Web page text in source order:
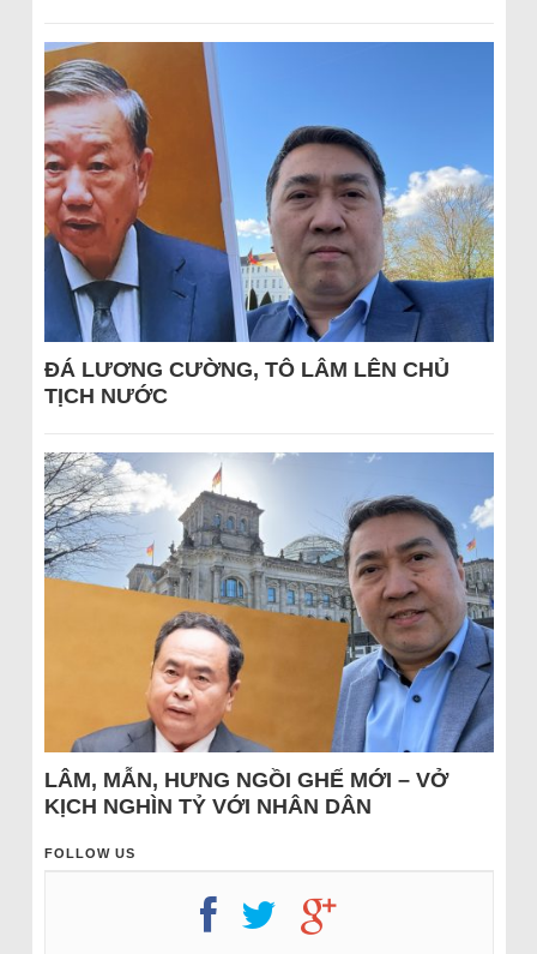
ĐÁ LƯƠNG CƯỜNG, TÔ LÂM LÊN CHỦ
TỊCH NƯỚC
LÂM, MẪN, HƯNG NGỒI GHẾ MỚI – VỞ
KỊCH NGHÌN TỶ VỚI NHÂN DÂN
FOLLOW US